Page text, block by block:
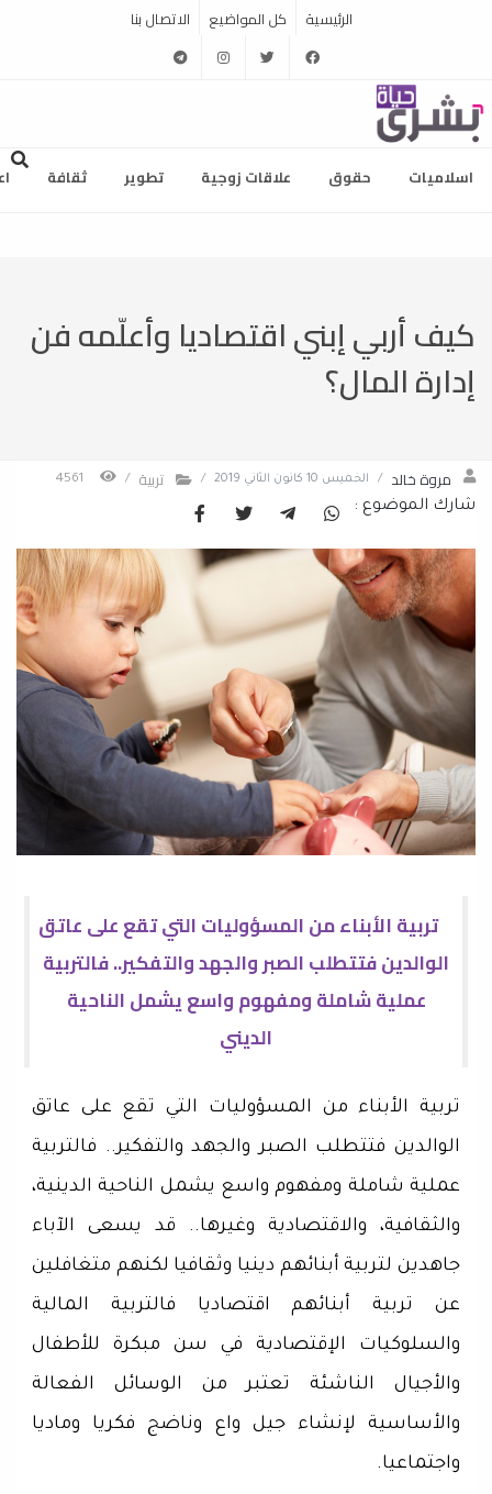
الرئيسية كل المواضيع الاتصال بنا
facebook
twitter
instagram
telegram
اسلاميات حقوق علاقات زوجية تطوير ثقافة
كيف أربي إبني اقتصاديا وأعلّمه فن
إدارة المال؟
مروة خالد / الخميس 10 كانون الثاني 2019 / تربية /
شارك الموضوع :
تربية الأبناء من المسؤوليات التي تقع على عاتق
الوالدين فتتطلب الصبر والجهد والتفكير.. فالتربية
عملية شاملة ومفهوم واسع يشمل الناحية
الديني
تربية الأبناء من المسؤوليات التي تقع على عاتق
الوالدين فتتطلب الصبر والجهد والتفكير.. فالتربية
عملية شاملة ومفهوم واسع يشمل الناحية الدينية،
والثقافية، والاقتصادية وغيرها.. قد يسعى الآباء
جاهدين لتربية أبنائهم دينيا وثقافيا لكنهم متغافلين
عن تربية أبنائهم اقتصاديا فالتربية المالية
والسلوكيات الإقتصادية في سن مبكرة للأطفال
والأجيال الناشئة تعتبر من الوسائل الفعالة
والأساسية لإنشاء جيل واع وناضج فكريا وماديا
واجتماعيا.